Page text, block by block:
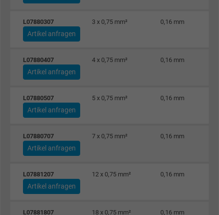
L07880307 3 x 0,75 mm² 0,16 mm
Artikel anfragen
L07880407 4 x 0,75 mm² 0,16 mm
Artikel anfragen
L07880507 5 x 0,75 mm² 0,16 mm
Artikel anfragen
L07880707 7 x 0,75 mm² 0,16 mm
Artikel anfragen
L07881207 12 x 0,75 mm² 0,16 mm
Artikel anfragen
L07881807 18 x 0,75 mm² 0,16 mm